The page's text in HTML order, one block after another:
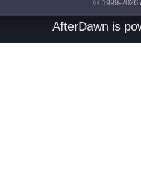
© 1999-2026
AfterDawn is